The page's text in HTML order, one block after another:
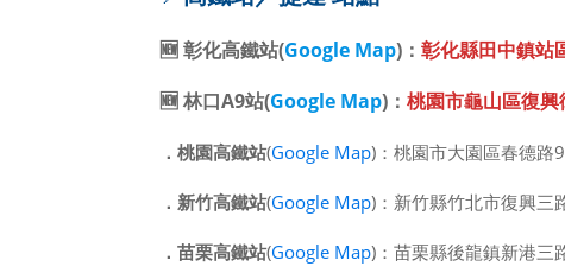
🆕 彰化高鐵站(Google Map)：彰化縣田中鎮站
🆕 林口A9站(Google Map)：桃園市龜山區復興
．桃園高鐵站(Google Map)：桃園市大園區春德路
．新竹高鐵站(Google Map)：新竹縣竹北市復興三
．苗栗高鐵站(Google Map)：苗栗縣後龍鎮新港三